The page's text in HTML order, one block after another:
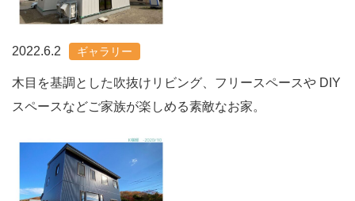
2022.6.2 ギャラリー
木目を基調とした吹抜けリビング、フリースペースや DIY
スペースなどご家族が楽しめる素敵なお家。